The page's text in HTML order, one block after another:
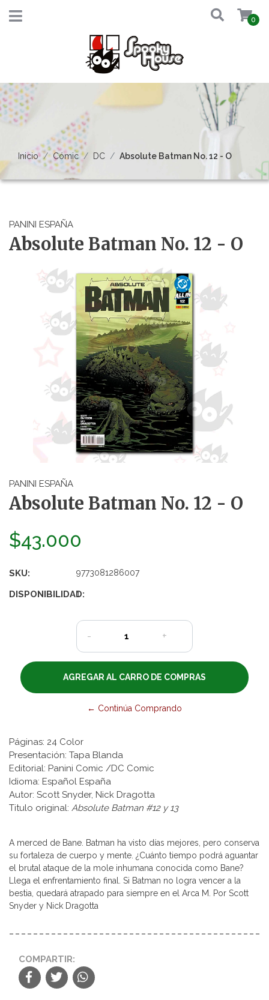
0
Inicio Cómic DC Absolute Batman No. 12 - O
PANINI ESPAÑA
Absolute Batman No. 12 - O
PANINI ESPAÑA
Absolute Batman No. 12 - O
$43.000
SKU: 9773081286007
DISPONIBILIDAD:
1
- +
← Continúa Comprando
Páginas: 24 Color
Presentación: Tapa Blanda
Editorial: Panini Comic /DC Comic
Idioma: Español España
Autor: Scott Snyder, Nick Dragotta
Titulo original: Absolute Batman #12 y 13
A merced de Bane. Batman ha visto días mejores, pero conserva
su fortaleza de cuerpo y mente. ¿Cuánto tiempo podrá aguantar
el brutal ataque de la mole inhumana conocida como Bane?
Llega el enfrentamiento final. Si Batman no logra vencer a la
bestia, quedará atrapado para siempre en el Arca M. Por Scott
Snyder y Nick Dragotta
COMPARTIR: